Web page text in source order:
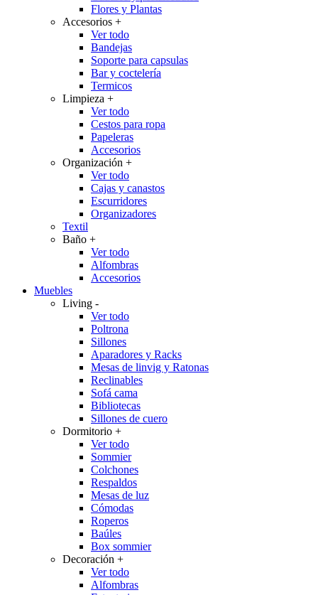
Flores y Plantas
Accesorios +
Ver todo
Bandejas
Soporte para capsulas
Bar y coctelería
Termicos
Limpieza +
Ver todo
Cestos para ropa
Papeleras
Accesorios
Organización +
Ver todo
Cajas y canastos
Escurridores
Organizadores
Textil
Baño +
Ver todo
Alfombras
Accesorios
Muebles
Living -
Ver todo
Poltrona
Sillones
Aparadores y Racks
Mesas de linvig y Ratonas
Reclinables
Sofá cama
Bibliotecas
Sillones de cuero
Dormitorio +
Ver todo
Sommier
Colchones
Respaldos
Mesas de luz
Cómodas
Roperos
Baúles
Box sommier
Decoración +
Ver todo
Alfombras